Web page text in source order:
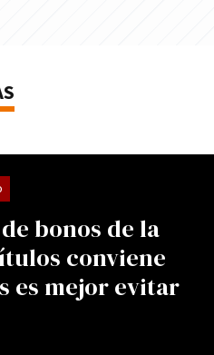
bonos de la
conviene
es mejor evitar